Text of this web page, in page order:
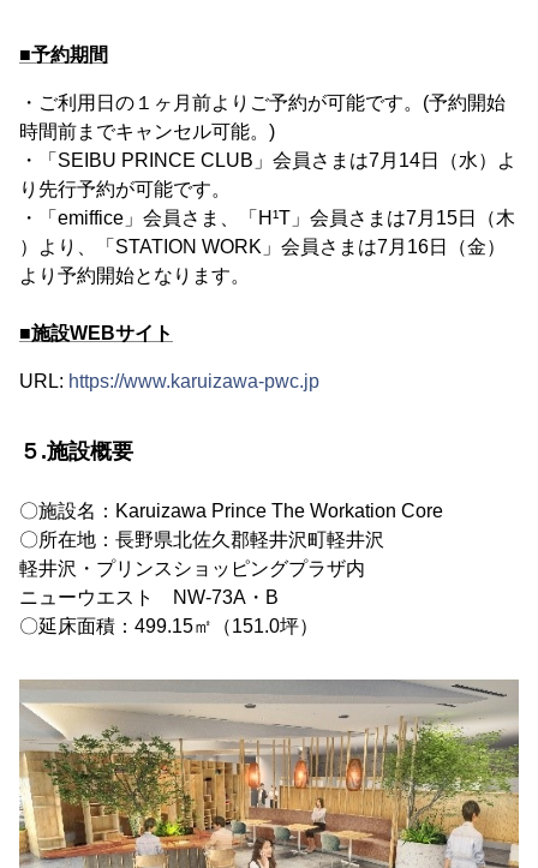
■予約期間
・ご利用日の１ヶ月前よりご予約が可能です。(予約開始
時間前までキャンセル可能。)
・「SEIBU PRINCE CLUB」会員さまは7月14日（水）よ
り先行予約が可能です。
・「emiffice」会員さま、「H¹T」会員さまは7月15日（木
）より、「STATION WORK」会員さまは7月16日（金）
より予約開始となります。
■施設WEBサイト
URL: https://www.karuizawa-pwc.jp
５.施設概要
〇施設名：Karuizawa Prince The Workation Core
〇所在地：長野県北佐久郡軽井沢町軽井沢
軽井沢・プリンスショッピングプラザ内
ニューウエスト NW-73A・B
〇延床面積：499.15㎡（151.0坪）